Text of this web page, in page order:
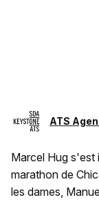
ATS
Marcel Hug s'est
marathon de
les dames,